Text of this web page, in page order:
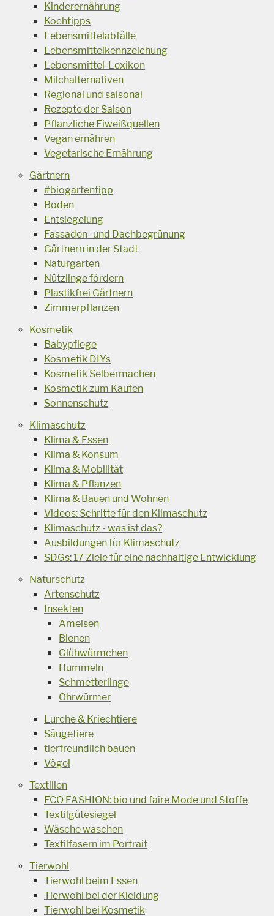
Kinderernährung
Kochtipps
Lebensmittelabfälle
Lebensmittelkennzeichung
Lebensmittel-Lexikon
Milchalternativen
Regional und saisonal
Rezepte der Saison
Pflanzliche Eiweißquellen
Vegan ernähren
Vegetarische Ernährung
Gärtnern
#biogartentipp
Boden
Entsiegelung
Fassaden- und Dachbegrünung
Gärtnern in der Stadt
Naturgarten
Nützlinge fördern
Plastikfrei Gärtnern
Zimmerpflanzen
Kosmetik
Babypflege
Kosmetik DIYs
Kosmetik Selbermachen
Kosmetik zum Kaufen
Sonnenschutz
Klimaschutz
Klima & Essen
Klima & Konsum
Klima & Mobilität
Klima & Pflanzen
Klima & Bauen und Wohnen
Videos: Schritte für den Klimaschutz
Klimaschutz - was ist das?
Ausbildungen für Klimaschutz
SDGs: 17 Ziele für eine nachhaltige Entwicklung
Naturschutz
Artenschutz
Insekten
Ameisen
Bienen
Glühwürmchen
Hummeln
Schmetterlinge
Ohrwürmer
Lurche & Kriechtiere
Säugetiere
tierfreundlich bauen
Vögel
Textilien
ECO FASHION: bio und faire Mode und Stoffe
Textilgütesiegel
Wäsche waschen
Textilfasern im Portrait
Tierwohl
Tierwohl beim Essen
Tierwohl bei der Kleidung
Tierwohl bei Kosmetik